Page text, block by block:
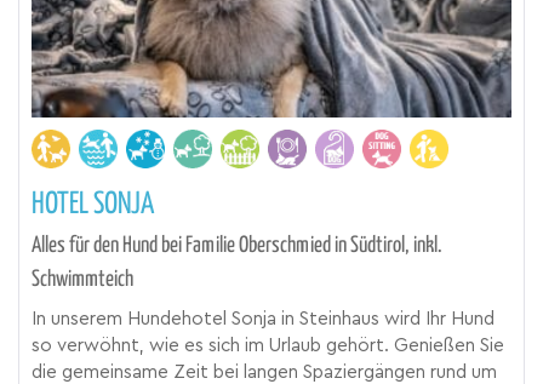
HOTEL SONJA
Alles für den Hund bei Familie Oberschmied in Südtirol, inkl.
Schwimmteich
In unserem Hundehotel Sonja in Steinhaus wird Ihr Hund
so verwöhnt, wie es sich im Urlaub gehört. Genießen Sie
die gemeinsame Zeit bei langen Spaziergängen rund um